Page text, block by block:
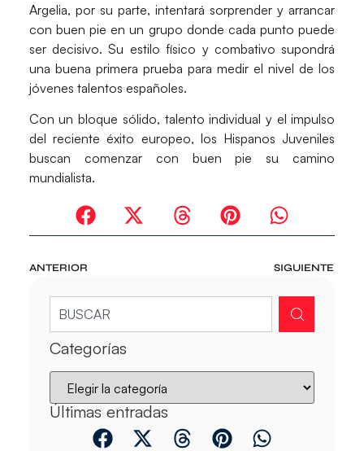
Argelia, por su parte, intentará sorprender y arrancar
con buen pie en un grupo donde cada punto puede
ser decisivo. Su estilo físico y combativo supondrá
una buena primera prueba para medir el nivel de los
jóvenes talentos españoles.
Con un bloque sólido, talento individual y el impulso
del reciente éxito europeo, los Hispanos Juveniles
buscan comenzar con buen pie su camino
mundialista.
ANTERIOR SIGUIENTE
Categorías
Últimas entradas